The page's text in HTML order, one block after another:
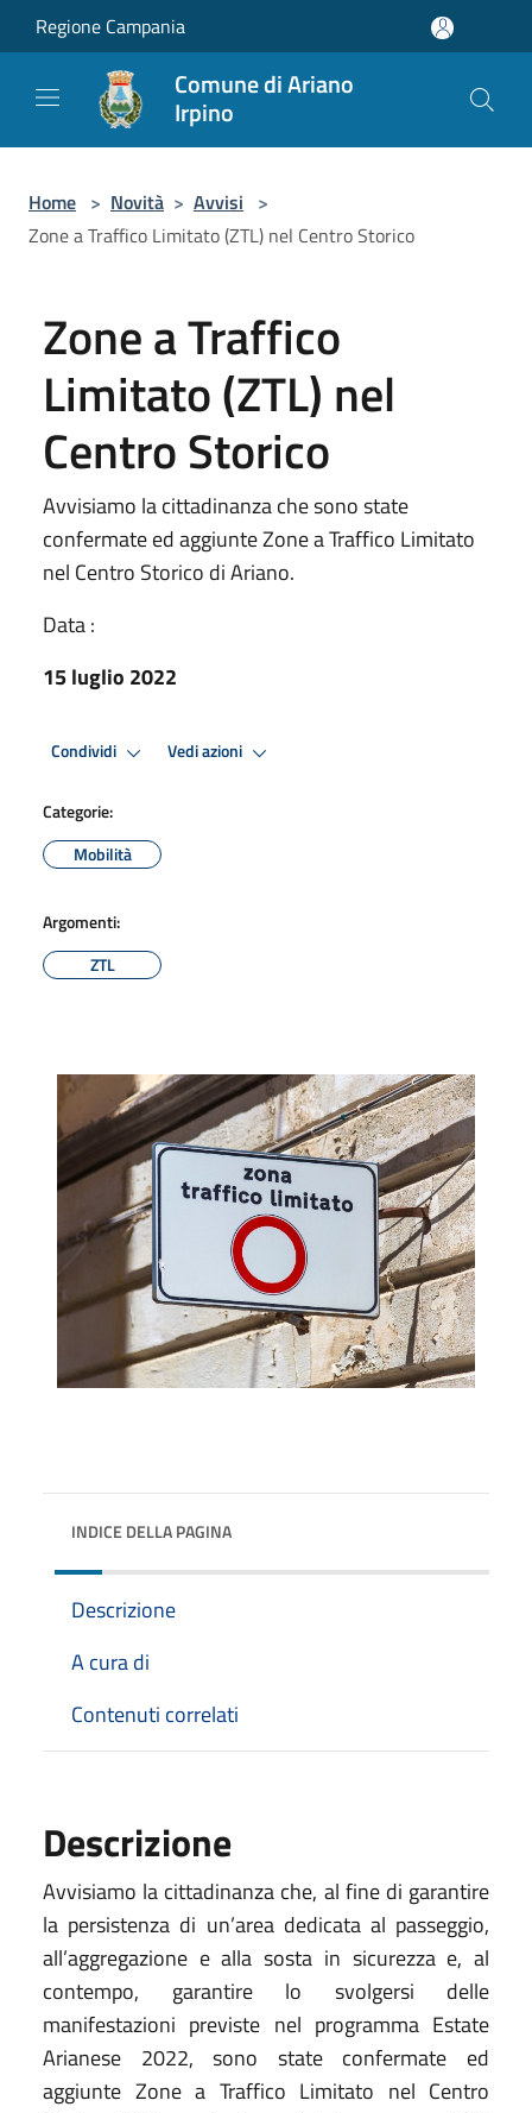
Salta al contenuto principale
Regione Campania
Comune di Ariano
Irpino
Home > Novità > Avvisi >
Zone a Traffico Limitato (ZTL) nel Centro Storico
Zone a Traffico
Limitato (ZTL) nel
Centro Storico
Avvisiamo la cittadinanza che sono state
confermate ed aggiunte Zone a Traffico Limitato
nel Centro Storico di Ariano.
Data :
15 luglio 2022
Condividi Vedi azioni
Categorie:
Mobilità
Argomenti:
ZTL
INDICE DELLA PAGINA
Descrizione
A cura di
Contenuti correlati
Descrizione
Avvisiamo la cittadinanza che, al fine di garantire
la persistenza di un’area dedicata al passeggio,
all’aggregazione e alla sosta in sicurezza e, al
contempo, garantire lo svolgersi delle
manifestazioni previste nel programma Estate
Arianese 2022, sono state confermate ed
aggiunte Zone a Traffico Limitato nel Centro